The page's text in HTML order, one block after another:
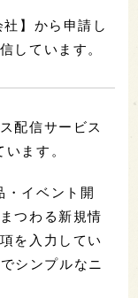
】から申請し
しています。
配信サービス
います。
・イベント開
つわる新規情
を入力してい
シンプルなニ